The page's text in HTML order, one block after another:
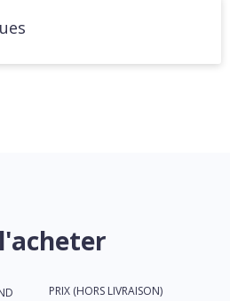
PRIX (HORS LIVRAISON)